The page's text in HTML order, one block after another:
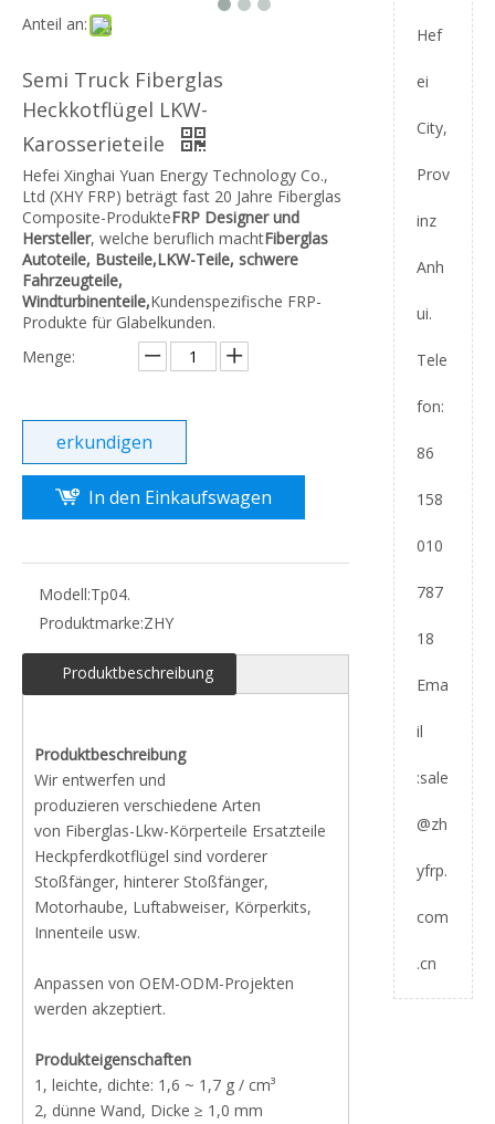
Anteil an:
Semi Truck Fiberglas
Heckkotflügel LKW-
Karosserieteile
Hefei Xinghai Yuan Energy Technology Co.,
Ltd (XHY FRP) beträgt fast 20 Jahre Fiberglas
Composite-ProdukteFRP Designer und
Hersteller, welche beruflich machtFiberglas
Autoteile, Busteile,LKW-Teile, schwere
Fahrzeugteile,
Windturbinenteile,Kundenspezifische FRP-
Produkte für Glabelkunden.
Menge:
erkundigen
In den Einkaufswagen
Modell:Tp04.
Produktmarke:ZHY
Produktbeschreibung
Produktbeschreibung
Wir entwerfen und
produzieren verschiedene Arten
von Fiberglas-Lkw-Körperteile Ersatzteile
Heckpferdkotflügel sind vorderer
Stoßfänger, hinterer Stoßfänger,
Motorhaube, Luftabweiser, Körperkits,
Innenteile usw.
Anpassen von OEM-ODM-Projekten
werden akzeptiert.
Produkteigenschaften
1, leichte, dichte: 1,6 ~ 1,7 g / cm³
2, dünne Wand, Dicke ≥ 1,0 mm
Hef
ei
City,
Prov
inz
Anh
ui.
Tele
fon:
86
158
010
787
18
Ema
il
:sale
@zh
yfrp.
com
.cn